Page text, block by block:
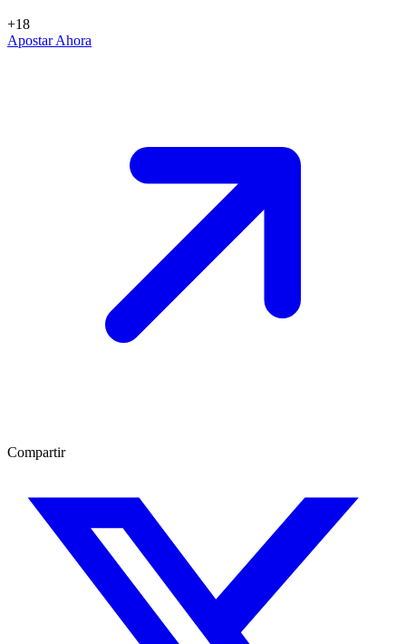
+18
Apostar Ahora
Compartir